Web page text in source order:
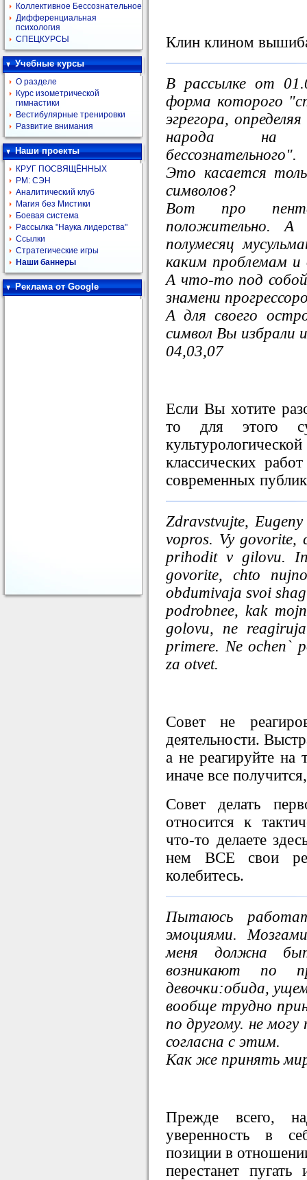
Коллективное Бессознательное
Дифференциальная
психология
СПЕЦКУРСЫ
Учебные курсы
О разделе
Курс изометрической
гимнастики
Вестибулярные тренировки
Развитие внимания
Наши проекты
КРУГ ПОСВЯЩЁННЫХ
РМ: СЭН
Аналитический клуб
Магия без Мистики
Боевая система
Рассылка "Наука лидерства"
Ссылки
Стратегические игры
Наши баннеры
Реклама от Google
Клин клином
В рассылке от
форма которого
эгрегора,
народа на
бессознательного".
Это касается
символов?
Вот про
полoжительно.
полумесяц
каким проблемам
А что-то под собой
знамени
А для своего
символ Вы избрали
04,03,07
Если Вы хотите
то для этого
классических
современных
Zdravstvujte,
vopros. Vy govorite,
prihodit v gilovu.
govorite, chto
obdumivaja svoi
podrobnee, kak
golovu, ne
primere. Ne ochen`
za otvet.
Совет не
деятельности.
а не реагируйте на
иначе все
Совет делать
относится к
что-то делаете
нем ВСЕ свои
колебитесь.
Пытаюсь
эмоциями.
меня должна
возникают по
девочки:обида,
вообще трудно
по другому. не
согласна с этим.
Как же принять
Прежде всего,
уверенность в
позиции в
перестанет